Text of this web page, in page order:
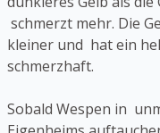
schmerzt mehr. Die
kleiner und hat ein
schmerzhaft.
Sobald Wespen in